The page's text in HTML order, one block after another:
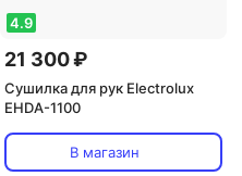
4.9
21 300 ₽
Сушилка для рук Electrolux
EHDA-1100
В магазин